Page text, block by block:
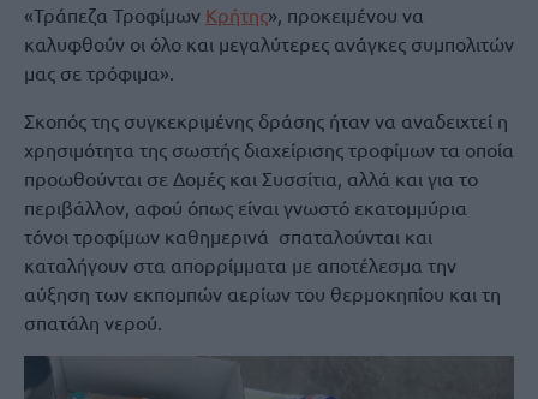
«Τράπεζα Τροφίμων Κρήτης», προκειμένου να
καλυφθούν οι όλο και μεγαλύτερες ανάγκες συμπολιτών
μας σε τρόφιμα».
Σκοπός της συγκεκριμένης δράσης ήταν να αναδειχτεί η
χρησιμότητα της σωστής διαχείρισης τροφίμων τα οποία
προωθούνται σε Δομές και Συσσίτια, αλλά και για το
περιβάλλον, αφού όπως είναι γνωστό εκατομμύρια
τόνοι τροφίμων καθημερινά σπαταλούνται και
καταλήγουν στα απορρίμματα με αποτέλεσμα την
αύξηση των εκπομπών αερίων του θερμοκηπίου και τη
σπατάλη νερού.